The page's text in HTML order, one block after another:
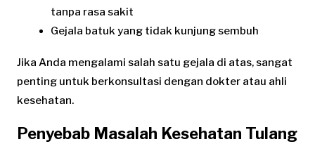
tanpa rasa sakit
Gejala batuk yang tidak kunjung sembuh
Jika Anda mengalami salah satu gejala di atas, sangat
penting untuk berkonsultasi dengan dokter atau ahli
kesehatan.
Penyebab Masalah Kesehatan Tulang